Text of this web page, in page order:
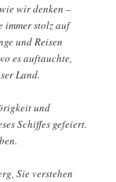
wir denken –
immer stolz auf
und Reisen
es auftauchte,
Land.
und
Schiffes gefeiert.
Sie verstehen